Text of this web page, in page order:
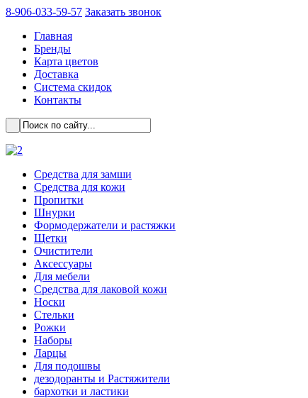
8-906-033-59-57 Заказать звонок
Главная
Бренды
Карта цветов
Доставка
Система скидок
Контакты
Cредства для замши
Средства для кожи
Пропитки
Шнурки
Формодержатели и растяжки
Щетки
Очистители
Аксессуары
Для мебели
Средства для лаковой кожи
Носки
Стельки
Рожки
Наборы
Ларцы
Для подошвы
дезодоранты и Растяжители
бархотки и ластики